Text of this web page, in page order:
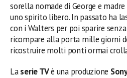
sorella nomade di George e madre
uno spirito libero. In passato ha
con i Walters per poi sparire
ricompare alla porta mille giorni
ricostruire molti ponti ormai
Laserie TVè una produzione